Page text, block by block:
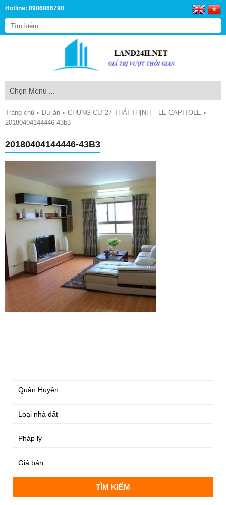
Hotline: 0986866790
Trang chủ » Dự án » CHUNG CƯ 27 THÁI THỊNH – LE CAPITOLE »
20180404144446-43b3
20180404144446-43B3